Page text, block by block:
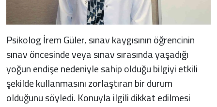
Psikolog İrem Güler, sınav kaygısının öğrencinin
sınav öncesinde veya sınav sırasında yaşadığı
yoğun endişe nedeniyle sahip olduğu bilgiyi etkili
şekilde kullanmasını zorlaştıran bir durum
olduğunu söyledi. Konuyla ilgili dikkat edilmesi